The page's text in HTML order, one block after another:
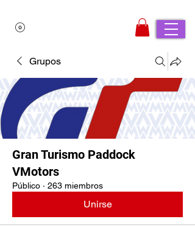
Grupos
Gran Turismo Paddock
VMotors
Público · 263 miembros
Unirse